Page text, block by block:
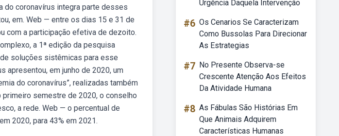
do coronavírus integra parte desses
em. Web — entre os dias 15 e 31 de
com a participação efetiva de dezoito.
a 1ª edição da pesquisa
soluções sistêmicas para esse
apresentou, em junho de 2020, um
do coronavírus”, realizadas também
semestre de 2020, o conselho
a rede. Web — o percentual de
2020, para 43% em 2021.
Urgência Daquela Intervenção
#6 Os Cenarios Se Caracterizam
Como Bussolas Para Direcionar
As Estrategias
#7 No Presente Observa-se
Crescente Atenção Aos Efeitos
Da Atividade Humana
#8 As Fábulas São Histórias Em
Que Animais Adquirem
Características Humanas